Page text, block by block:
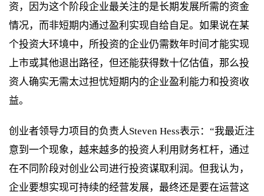
资，因为这个阶段企业最关注的是长期发展所需的资金
情况，而非短期内通过盈利实现自给自足。如果说在某
个投资大环境中，所投资的企业仍需数年时间才能实现
上市或其他退出路径，但还能获得数十亿估值，那么投
资人确实无需太过担忧短期内的企业盈利能力和投资收
益。
创业者领导力项目的负责人Steven Hess表示：“我最近注
意到一个现象，越来越多的投资人利用财务杠杆，通过
在不同阶段对创业公司进行投资谋取利润。但我认为，
企业要想实现可持续的经营发展，最终还是要在运营这